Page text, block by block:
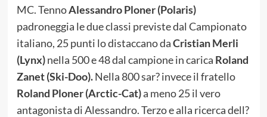
MC. TennoAlessandro Ploner (Polaris)
padroneggia le due classi previste dal Campionato
italiano, 25 punti lo distaccano daCristian Merli
(Lynx)nella 500 e 48 dal campione in carica Roland
Zanet (Ski-Doo).Nella 800 sar? invece il fratello
Roland Ploner (Arctic-Cat)a meno 25 il vero
antagonista di Alessandro. Terzo e alla ricerca dell?